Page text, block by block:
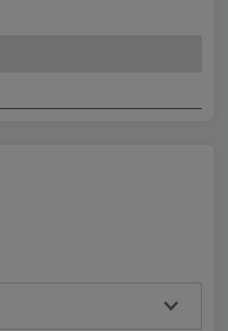
zawiera ewentualnych